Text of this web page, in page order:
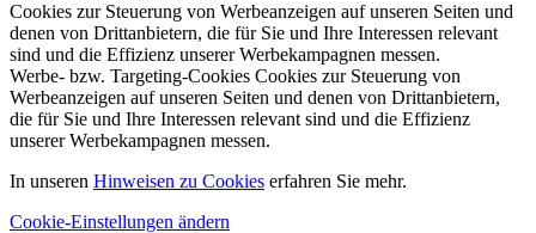
Cookies zur Steuerung von Werbeanzeigen auf unseren Seiten und
denen von Drittanbietern, die für Sie und Ihre Interessen relevant
sind und die Effizienz unserer Werbekampagnen messen.
Werbe- bzw. Targeting-Cookies Cookies zur Steuerung von
Werbeanzeigen auf unseren Seiten und denen von Drittanbietern,
die für Sie und Ihre Interessen relevant sind und die Effizienz
unserer Werbekampagnen messen.
In unseren Hinweisen zu Cookies erfahren Sie mehr.
Cookie-Einstellungen ändern